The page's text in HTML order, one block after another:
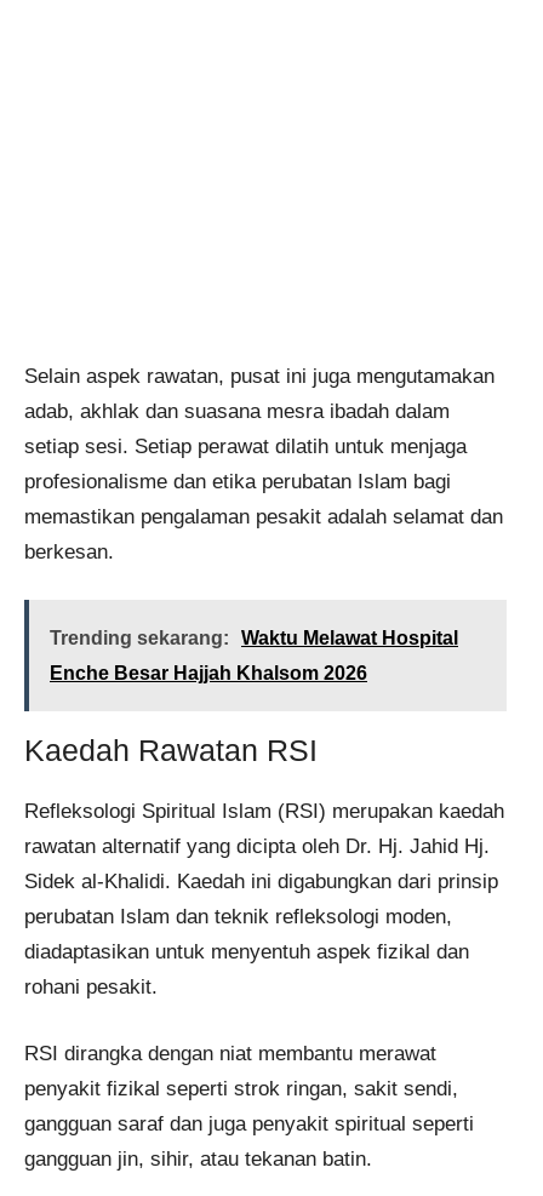
Selain aspek rawatan, pusat ini juga mengutamakan
adab, akhlak dan suasana mesra ibadah dalam
setiap sesi. Setiap perawat dilatih untuk menjaga
profesionalisme dan etika perubatan Islam bagi
memastikan pengalaman pesakit adalah selamat dan
berkesan.
Trending sekarang:
Waktu Melawat Hospital
Enche Besar Hajjah Khalsom 2026
Kaedah Rawatan RSI
Refleksologi Spiritual Islam (RSI) merupakan kaedah
rawatan alternatif yang dicipta oleh Dr. Hj. Jahid Hj.
Sidek al-Khalidi. Kaedah ini digabungkan dari prinsip
perubatan Islam dan teknik refleksologi moden,
diadaptasikan untuk menyentuh aspek fizikal dan
rohani pesakit.
RSI dirangka dengan niat membantu merawat
penyakit fizikal seperti strok ringan, sakit sendi,
gangguan saraf dan juga penyakit spiritual seperti
gangguan jin, sihir, atau tekanan batin.